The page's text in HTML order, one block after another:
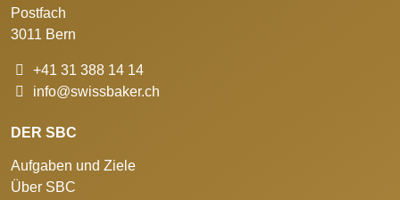
Postfach
3011 Bern
+41 31 388 14 14
info@swissbaker.ch
DER SBC
Aufgaben und Ziele
Über SBC